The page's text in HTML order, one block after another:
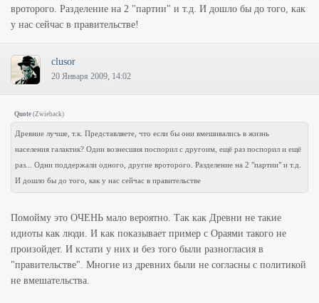
вроторого. Разделение на 2 "партии" и т.д. И дошло бы до того, как
у нас сейчас в правительстве!
clusor
20 Января 2009, 14:02
Quote (Zwieback)
Древние лучше, т.к. Представляете, что если бы они вмешивались в жизнь
населения галактик? Один вознесшия поспорил с другоим, ещё раз поспорил и ещё
раз... Одни поддержали одного, другие вроторого. Разделение на 2 "партии" и т.д.
И дошло бы до того, как у нас сейчас в правительстве
Помойму это ОЧЕНЬ мало вероятно. Так как Древни не такие
идиоты как люди. И как показывает пример с Ораями такого не
произойдет. И кстати у них и без того были разногласия в
"правительстве". Многие из древних были не согласны с политикой
не вмешательства.